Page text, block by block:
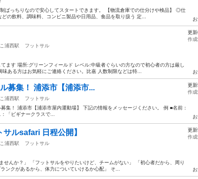
ばっちりなので安心してスタートできます。 【物流倉庫での仕分けや検品】 ◎仕
の飲料、調味料、コンビニ製品や日用品、食品を取り扱う 定...
浦西駅
フットサル
ます 場所:グリーンフィールド レベル:中級者ぐらいの方なので初心者の方は厳し
ある方はお気軽にご連絡ください。比嘉 人数制限などは特...
更
作
募集！ 浦添市【浦添市...
浦西駅
フットサル
！ 浦添市【浦添市屋内運動場】 下記の情報をメッセージください。 例 ■名前：
「ビギナークラスで...
更
作
サルsafari 日程公開】
浦西駅
フットサル
せんか？」 「フットサルをやりたいけど、チームがない」 「初心者だから、周り
ンクがあるから、体力についていけるか心配」 そ...
更
作